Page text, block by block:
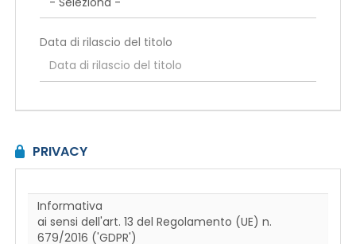
Data di rilascio del titolo
PRIVACY